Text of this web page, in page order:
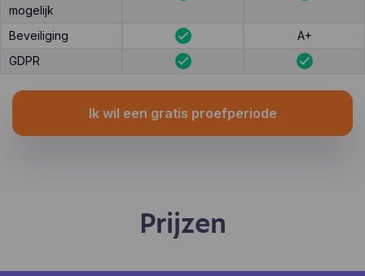
mogelijk
Beveiliging
A+
GDPR
Ik wil een gratis proefperiode
Prijzen